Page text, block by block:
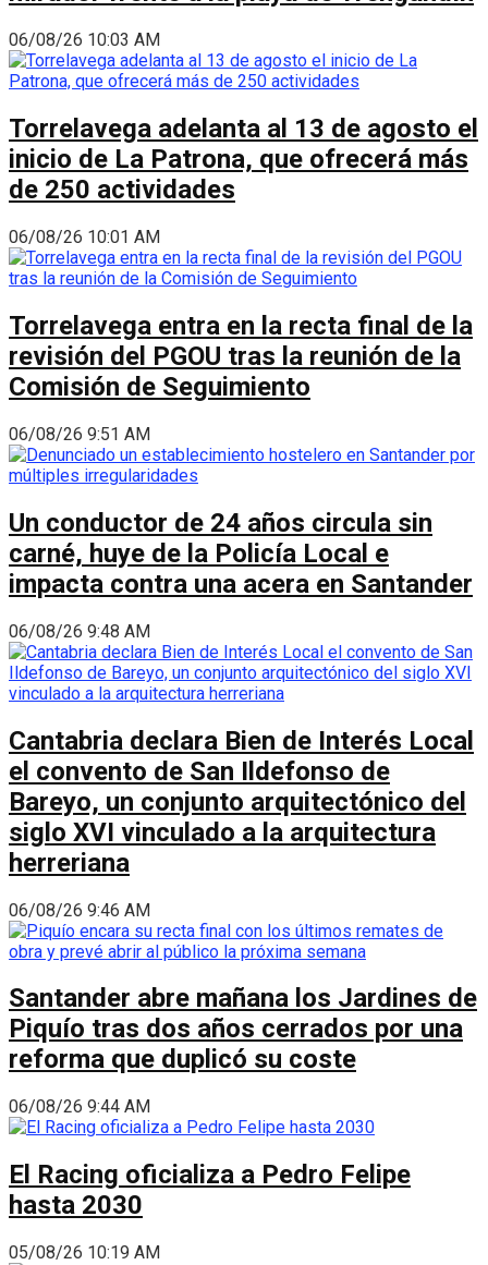
06/08/26 10:03 AM
Torrelavega adelanta al 13 de agosto el
inicio de La Patrona, que ofrecerá más
de 250 actividades
06/08/26 10:01 AM
Torrelavega entra en la recta final de la
revisión del PGOU tras la reunión de la
Comisión de Seguimiento
06/08/26 9:51 AM
Un conductor de 24 años circula sin
carné, huye de la Policía Local e
impacta contra una acera en Santander
06/08/26 9:48 AM
Cantabria declara Bien de Interés Local
el convento de San Ildefonso de
Bareyo, un conjunto arquitectónico del
siglo XVI vinculado a la arquitectura
herreriana
06/08/26 9:46 AM
Santander abre mañana los Jardines de
Piquío tras dos años cerrados por una
reforma que duplicó su coste
06/08/26 9:44 AM
El Racing oficializa a Pedro Felipe
hasta 2030
05/08/26 10:19 AM